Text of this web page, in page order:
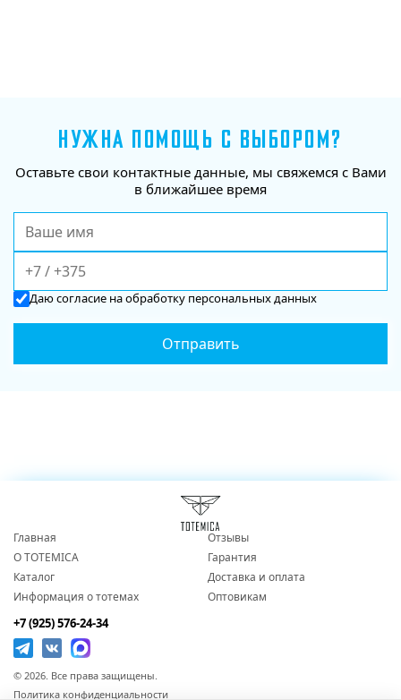
НУЖНА ПОМОЩЬ С ВЫБОРОМ?
Оставьте свои контактные данные, мы свяжемся с Вами
в ближайшее время
Даюсогласие на обработку персональных данных
Главная
О TOTEMICA
Каталог
Информация о тотемах
Отзывы
Гарантия
Доставка и оплата
Оптовикам
+7 (925) 576-24-34
© 2026. Все права защищены.
Политика конфиденциальности